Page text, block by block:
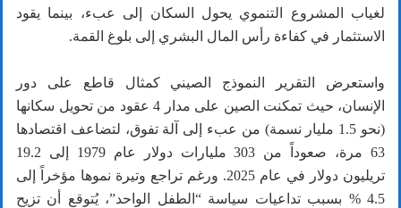
لغياب المشروع التنموي يحول السكان إلى عبء، بينما يقود
الاستثمار في كفاءة رأس المال البشري إلى بلوغ القمة.
واستعرض التقرير النموذج الصيني كمثال قاطع على دور
الإنسان، حيث تمكنت الصين على مدار 4 عقود من تحويل سكانها
(نحو 1.5 مليار نسمة) من عبء إلى آلة تفوق، لتضاعف اقتصادها
63 مرة، صعوداً من 303 مليارات دولار عام 1979 إلى 19.2
تريليون دولار في عام 2025. ورغم تراجع وتيرة نموها مؤخراً إلى
4.5 % بسبب تداعيات سياسة “الطفل الواحد”، يُتوقع أن تزيح